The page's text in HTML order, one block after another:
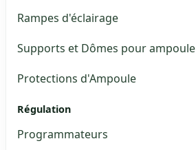
Rampes d'éclairage
Supports et Dômes pour ampoule
Protections d'Ampoule
Régulation
Programmateurs